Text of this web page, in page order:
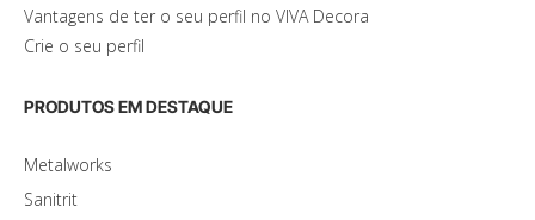
Vantagens de ter o seu perfil no VIVA Decora
Crie o seu perfil
PRODUTOS EM DESTAQUE
Metalworks
Sanitrit